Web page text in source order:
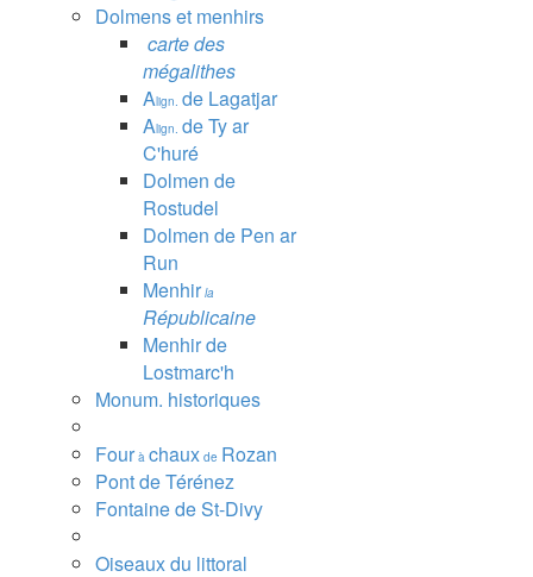
Dolmens et menhirs
carte des
mégalithes
Align. de Lagatjar
Align. de Ty ar
C'huré
Dolmen de
Rostudel
Dolmen de Pen ar
Run
Menhir la
Républicaine
Menhir de
Lostmarc'h
Monum. historiques
Four à chaux de Rozan
Pont de Térénez
Fontaine de St-Divy
Oiseaux du littoral